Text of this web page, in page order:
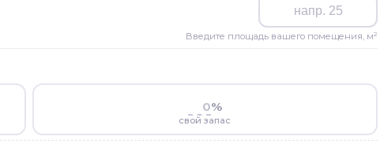
Введите площадь вашего помещения, м²
%
свой запас